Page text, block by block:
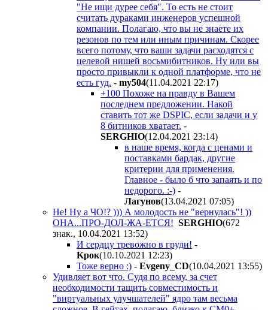
"Не ищи дурее себя". То есть не стоит
считать дураками инженеров успешной
компании. Полагаю, что вы не знаете их
резонов по тем или иным причинам. Скорее
всего потому, что ваши задачи расходятся с
целевой нишей восьмибитников. Ну или вы
просто привыкли к одной платформе, что не
есть гуд. - my504(11.04.2021 22:17)
+100 Похоже на правду в Вашем
последнем предложении. Накой
ставить тот же DSPIC, если задачи и у
8 битников хватает. -
SERGHIO(12.04.2021 23:14)
в наше время, когда с ценами и
поставками бардак, другие
критерии для применения.
Главное - было б что запаять и по
недорого. :-) -
Лaгyнoв(13.04.2021 07:05)
Не! Ну а ЧО!? ))) А молодость не "вернулась"! ))
ОНА...ПРО-ДОЛ-ЖА-ЕТСЯ! SERGHIO(672
знак., 10.04.2021 13:52)
И сердцу тревожно в груди! -
Kpoк(10.10.2021 12:23)
Тоже верно :) - Evgeny_CD(10.04.2021 13:55)
Удивляет вот что. Судя по всему, за счет
необходимости тащить совместимость и
"виртуальных улучшателей" ядро там весьма